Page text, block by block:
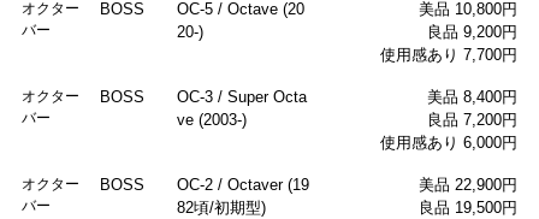
オクター
バー
BOSS
OC-5 / Octave (20
20-)
美品 10,800円
良品 9,200円
使用感あり 7,700円
オクター
バー
BOSS
OC-3 / Super Octa
ve (2003-)
美品 8,400円
良品 7,200円
使用感あり 6,000円
オクター
バー
BOSS
OC-2 / Octaver (19
82頃/初期型)
美品 22,900円
良品 19,500円